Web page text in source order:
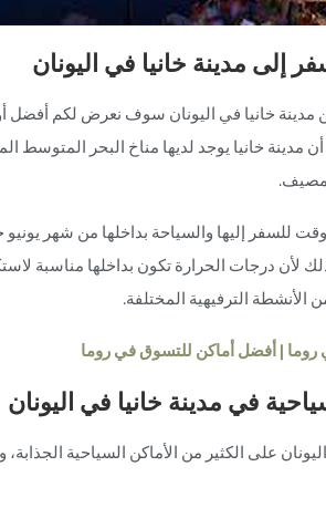
مدينة خانيا في اليونان
مدينة خانيا في اليونانسوف نعرض لكم أفضل
مدينة خانيا يوجد لديها مناخ البحر المتوسط
للسفر إليها والسياحة بداخلها من شهر
لأن درجات الحرارة تكون بداخلها مناسبة
الأنشطة الترفيهية المختلفة.
| أفضل أماكن للتسوق في روما
في مدينة خانيا في اليونان
على الكثير من الأماكن السياحية